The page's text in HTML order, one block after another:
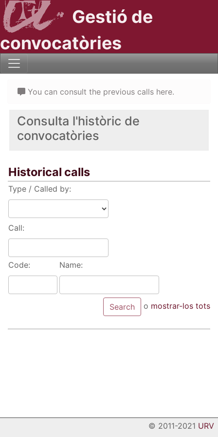
Gestió de
convocatòries
Consulta l'històric de
convocatòries
Historical calls
Type / Called by:
Call:
Code: Name:
o mostrar-los tots
You can consult the previous calls here.
© 2011-2021 URV